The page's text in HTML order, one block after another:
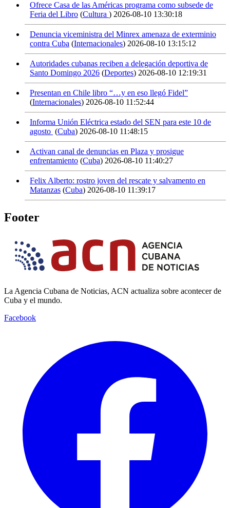
Ofrece Casa de las Américas programa como subsede de
Feria del Libro (Cultura ) 2026-08-10 13:30:18
Denuncia viceministra del Minrex amenaza de exterminio
contra Cuba (Internacionales) 2026-08-10 13:15:12
Autoridades cubanas reciben a delegación deportiva de
Santo Domingo 2026 (Deportes) 2026-08-10 12:19:31
Presentan en Chile libro “…y en eso llegó Fidel”
(Internacionales) 2026-08-10 11:52:44
Informa Unión Eléctrica estado del SEN para este 10 de
agosto (Cuba) 2026-08-10 11:48:15
Activan canal de denuncias en Plaza y prosigue
enfrentamiento (Cuba) 2026-08-10 11:40:27
Felix Alberto: rostro joven del rescate y salvamento en
Matanzas (Cuba) 2026-08-10 11:39:17
Footer
La Agencia Cubana de Noticias, ACN actualiza sobre acontecer de
Cuba y el mundo.
Facebook